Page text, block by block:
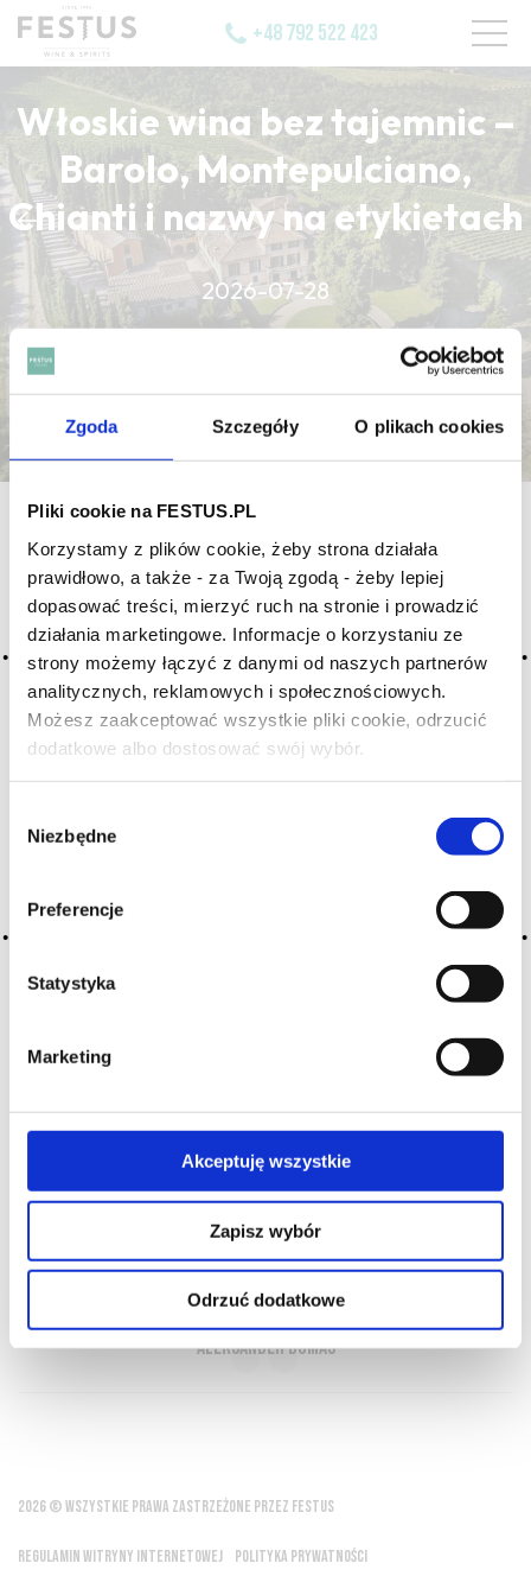
Zgoda Szczegóły O plikach cookies
Pliki cookie na FESTUS.PL
Korzystamy z plików cookie, żeby strona działała
prawidłowo, a także - za Twoją zgodą - żeby lepiej
dopasować treści, mierzyć ruch na stronie i prowadzić
działania marketingowe. Informacje o korzystaniu ze
strony możemy łączyć z danymi od naszych partnerów
analitycznych, reklamowych i społecznościowych.
Możesz zaakceptować wszystkie pliki cookie, odrzucić
dodatkowe albo dostosować swój wybór.
zgody
Niezbędne
Preferencje
Statystyka
Marketing
Akceptuję wszystkie
Zapisz wybór
Odrzuć dodatkowe
Czy masz ukończone 18 lat?
+48 792 522 423
Włoskie wina bez tajemnic –
Barolo, Montepulciano,
Chianti i nazwy na etykietach
2026-07-28
CZYTAJ WIĘCEJ
strona główna / yeast crust
Archiwum wpisów tagu: yeast
crust
osad drożdżowy
2016-05-10
osad, sur lie
CZYTAJ WIĘCEJ
O NAS OFERTA ONLINE PRODUCENCI
BLOG
PRZEWODNIK
SŁOWNIK
Wino to intelektualna część posiłku
Aleksander Dumas
2026 © WSZYSTKIE PRAWA ZASTRZEŻONE PRZEZ FESTUS
REGULAMIN WITRYNY INTERNETOWEJ POLITYKA PRYWATNOŚCI